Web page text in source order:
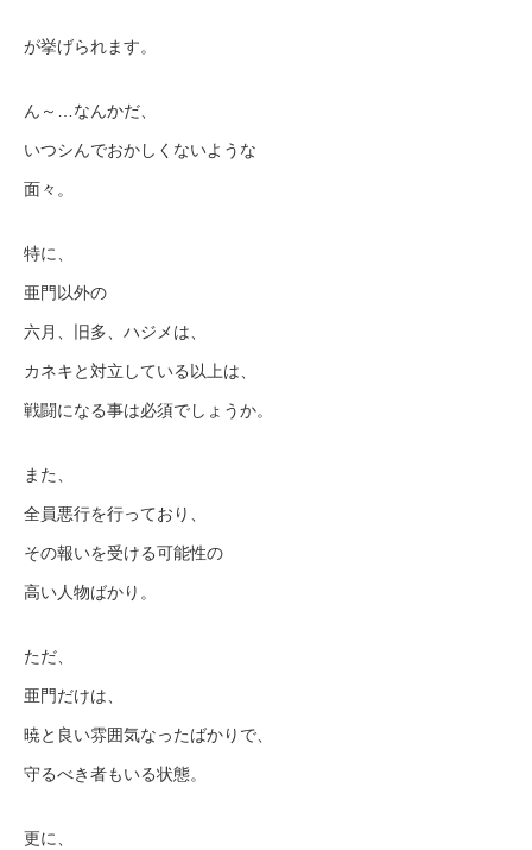
が挙げられます。
ん～…なんかだ、
いつシんでおかしくないような
面々。
特に、
亜門以外の
六月、旧多、ハジメは、
カネキと対立している以上は、
戦闘になる事は必須でしょうか。
また、
全員悪行を行っており、
その報いを受ける可能性の
高い人物ばかり。
ただ、
亜門だけは、
暁と良い雰囲気なったばかりで、
守るべき者もいる状態。
更に、